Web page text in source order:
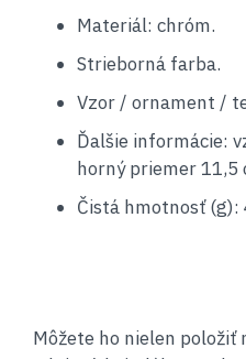
Materiál: chróm.
Strieborná farba.
Vzor / ornament /
Ďalšie informácie:
horný priemer 11,5
Čistá hmotnosť (g):
Môžete ho nielen položiť